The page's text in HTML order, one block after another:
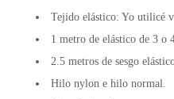
Tejido elástico: Yo utilicé
1 metro de elástico de 3 o
2.5 metros de sesgo
Hilo nylon e hilo normal.